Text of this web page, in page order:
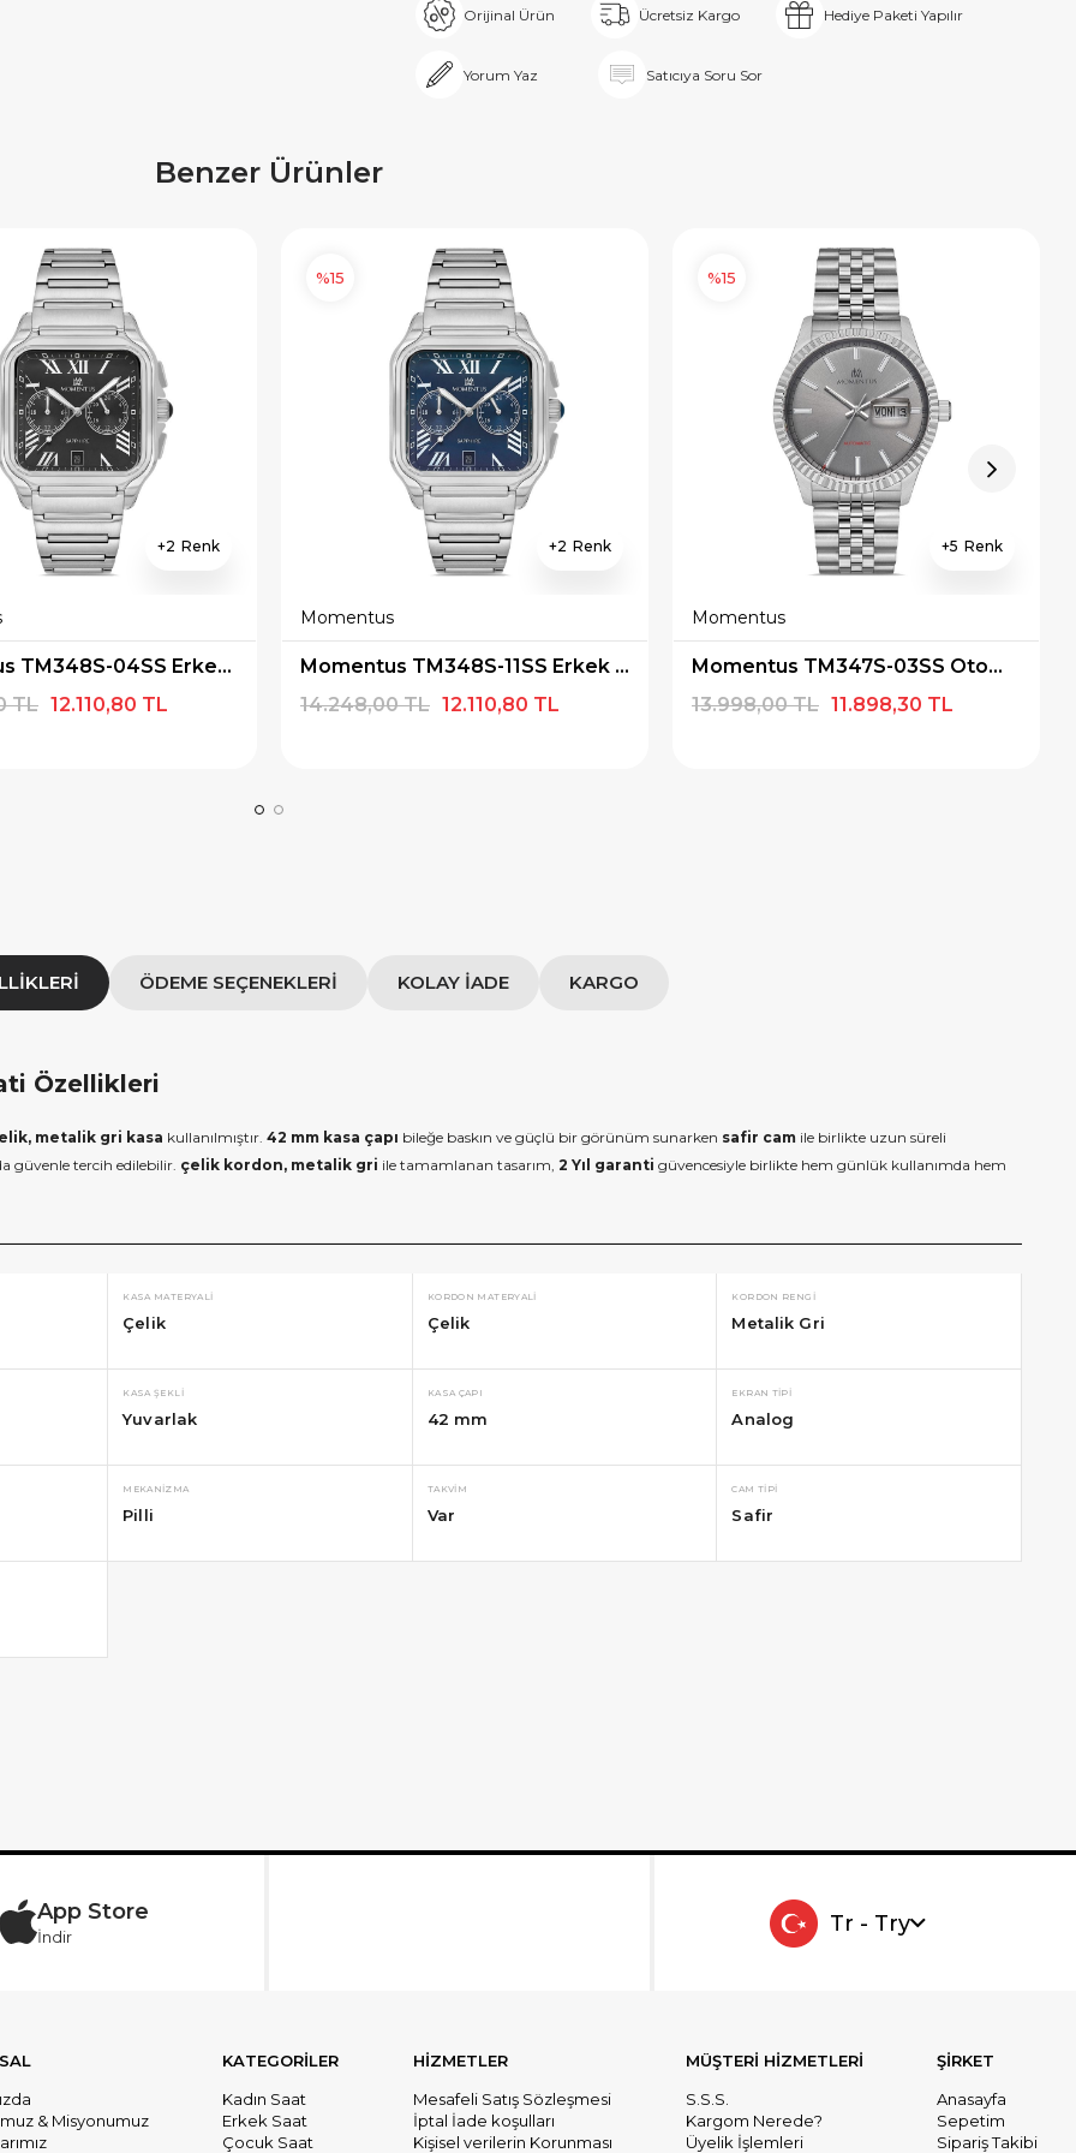
Orijinal Ürün Ücretsiz Kargo Hediye Paketi Yapılır
Yorum Yaz Satıcıya Soru Sor
Benzer Ürünler
2
Momentus TM348S-04SS Erkek Kol Saati
12.110,80 TL
TL
2
Momentus
Momentus TM348S-11SS Erkek Kol Saati
12.110,80 TL
14.248,00 TL
%15
5
Momentus
Momentus TM347S-03SS Otomatik Erkek Kol Saati
11.898,30 TL
13.998,00 TL
%15
ÖDEME SEÇENEKLERI KOLAY İADE KARGO
Özellikleri
metalik gri kasa kullanılmıştır. 42 mm kasa çapı bileğe baskın ve güçlü bir görünüm sunarken safir cam ile birlikte uzun süreli
güvenle tercih edilebilir. çelik kordon, metalik gri ile tamamlanan tasarım, 2 Yıl garanti güvencesiyle birlikte hem günlük kullanımda hem
KASA MATERYALI
Çelik
KORDON MATERYALI
Çelik
KORDON RENGI
Metalik Gri
KASA ŞEKLI
Yuvarlak
KASA ÇAPI
42 mm
EKRAN TIPI
Analog
MEKANIZMA
Pilli
TAKVIM
Var
CAM TIPI
Safir
App Store
İndir
Tr - Try
& Misyonumuz
KATEGORİLER
Kadın Saat
Erkek Saat
Çocuk Saat
HİZMETLER
Mesafeli Satış Sözleşmesi
İptal İade koşulları
Kişisel verilerin Korunması
MÜŞTERİ HİZMETLERİ
S.S.S.
Kargom Nerede?
Üyelik İşlemleri
ŞİRKET
Anasayfa
Sepetim
Sipariş Takibi
İNDİRİM
özel 500tl
Çeki
× SEPETTE İNDİRİM
10000tl Üzeri Alışverişe özel
1000tl Hediye Çeki
×
KOPYALA